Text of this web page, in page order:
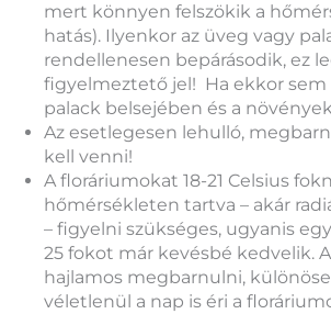
mert könnyen felszökik a
hatás). Ilyenkor az üveg vagy
rendellenesen bepárásodik, ez
figyelmeztető jel! Ha ekkor sem
palack belsejében és a
Az esetlegesen lehulló,
kell venni!
A floráriumokat 18-21 Celsius
hőmérsékleten tartva – akár
– figyelni szükséges, ugyanis
25 fokot már kevésbé kedvelik.
hajlamos megbarnulni,
véletlenül a nap is éri a